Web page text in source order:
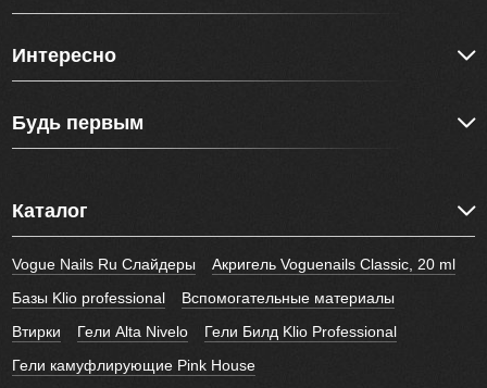
Интересно
Будь первым
Каталог
Vogue Nails Ru Слайдеры
Акригель Voguenails Classic, 20 ml
Базы Klio professional
Вспомогательные материалы
Втирки
Гели Alta Nivelo
Гели Билд Klio Professional
Гели камуфлирующие Pink House